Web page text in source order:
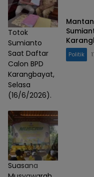
Totok
Sumianto
Saat Daftar
Calon BPD
Karangbayat,
Selasa
(16/6/2026).
Politik
Suasana